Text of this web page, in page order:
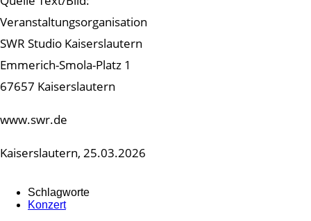
Veranstaltungsorganisation
SWR Studio Kaiserslautern
Emmerich-Smola-Platz 1
67657 Kaiserslautern
www.swr.de
Kaiserslautern, 25.03.2026
Schlagworte
Konzert